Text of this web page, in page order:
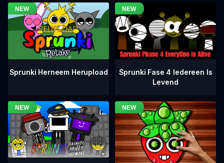
Sprunki Herneem Herupload
Sprunki Fase 4 Iedereen Is
Levend